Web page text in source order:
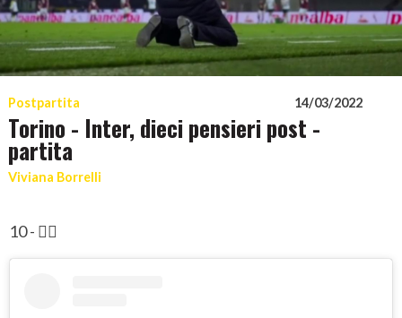
Postpartita 14/03/2022
Torino - Inter, dieci pensieri post -
partita
Viviana Borrelli
10 - 🏳️‍🌈